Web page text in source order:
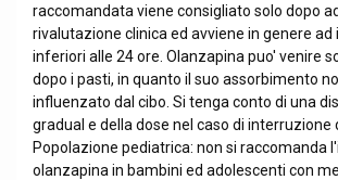
raccomandata viene consigliato solo dopo
rivalutazione clinica ed avviene in genere ad
inferiori alle 24 ore. Olanzapina puo' venire
dopo i pasti, in quanto il suo assorbimento
influenzato dal cibo. Si tenga conto di una
gradual e della dose nel caso di interruzione
Popolazione pediatrica: non si raccomanda
olanzapina in bambini ed adolescenti con